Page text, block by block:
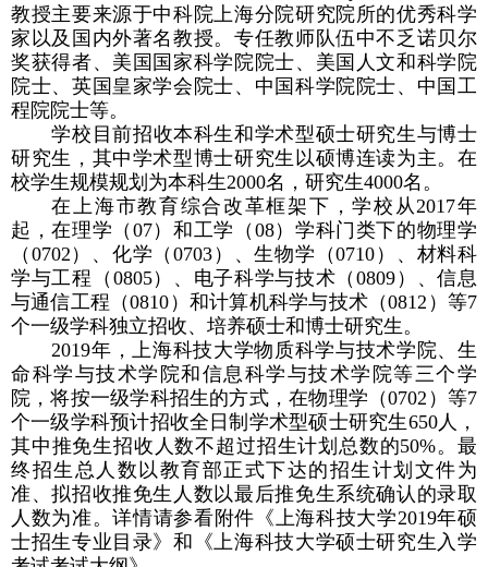
教授主要来源于中科院上海分院研究院所的优秀科学
家以及国内外著名教授。专任教师队伍中不乏诺贝尔
奖获得者、美国国家科学院院士、美国人文和科学院
院士、英国皇家学会院士、中国科学院院士、中国工
程院院士等。
学校目前招收本科生和学术型硕士研究生与博士
研究生，其中学术型博士研究生以硕博连读为主。在
校学生规模规划为本科生2000名，研究生4000名。
在上海市教育综合改革框架下，学校从 2017年
起，在理学（ 07）和工学（ 08）学科门类下的物理学
（ 0702 ）、化学（0703 ）、生物学（0710 ）、材料科
学与工程（ 0805）、电子科学与技术（0809 ）、信息
与通信工程（0810 ）和计算机科学与技术（0812 ）等7
个一级学科独立招收、培养硕士和博士研究生。
2019年，上海科技大学物质科学与技术学院、生
命科学与技术学院和信息科学与技术学院等三个学
院，将按一级学科招生的方式，在物理学（0702 ）等7
个一级学科预计招收全日制学术型硕士研究生650人，
其中推免生招收人数不超过招生计划总数的50%。最
终招生总人数以教育部正式下达的招生计划文件为
准、拟招收推免生人数以最后推免生系统确认的录取
人数为准。详情请参看附件《上海科技大学2019年硕
士招生专业目录》和《上海科技大学硕士研究生入学